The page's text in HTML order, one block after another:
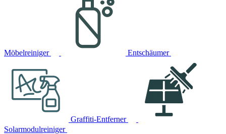
Möbelreiniger Entschäumer
Graffiti-Entferner
Solarmodulreiniger